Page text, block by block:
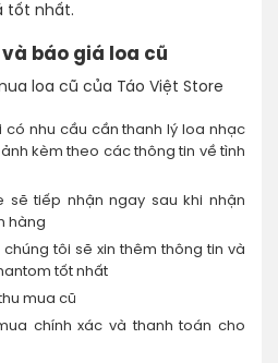
tốt nhất.
báo giá loa cũ
loa cũ của Táo Việt Store
có nhu cầu cần thanh lý loa nhạc
kèm theo các thông tin về tình
sẽ tiếp nhận ngay sau khi nhận
hàng
chúng tôi sẽ xin thêm thông tin và
tốt nhất
mua cũ
chính xác và thanh toán cho